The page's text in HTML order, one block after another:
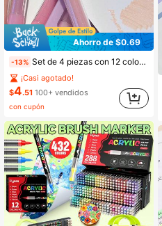
Ahorro de $0.69
-13% Set de 4 piezas con 12 colores de bolígrafos con brillo y fluorescentes, bolígrafos resaltadores, bolígrafos de gel fluorescentes, marcadores de punta inclinada, bolígrafos rosas y lindos fluorescentes, útiles de oficina para volver a la escuela, subrayar, resaltar, papelería de dibujo colorida, útiles escolares
¡Casi agotado!
$4.51 100+ vendidos
con cupón